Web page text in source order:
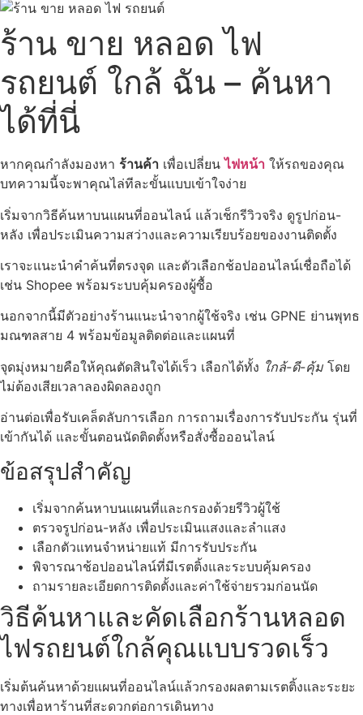
ร้าน ขาย หลอด ไฟ
รถยนต์ ใกล้ ฉัน – ค้นหา
ได้ที่นี่
หากคุณกำลังมองหา ร้านค้า เพื่อเปลี่ยนไฟหน้า ให้รถของคุณ
บทความนี้จะพาคุณไล่ทีละขั้นแบบเข้าใจง่าย
เริ่มจากวิธีค้นหาบนแผนที่ออนไลน์ แล้วเช็กรีวิวจริง ดูรูปก่อน-
หลัง เพื่อประเมินความสว่างและความเรียบร้อยของงานติดตั้ง
เราจะแนะนำคำค้นที่ตรงจุด และตัวเลือกช้อปออนไลน์เชื่อถือได้
เช่น Shopee พร้อมระบบคุ้มครองผู้ซื้อ
นอกจากนี้มีตัวอย่างร้านแนะนำจากผู้ใช้จริง เช่น GPNE ย่านพุทธ
มณฑลสาย 4 พร้อมข้อมูลติดต่อและแผนที่
จุดมุ่งหมายคือให้คุณตัดสินใจได้เร็ว เลือกได้ทั้ง ใกล้-ดี-คุ้ม โดย
ไม่ต้องเสียเวลาลองผิดลองถูก
อ่านต่อเพื่อรับเคล็ดลับการเลือก การถามเรื่องการรับประกัน รุ่นที่
เข้ากันได้ และขั้นตอนนัดติดตั้งหรือสั่งซื้อออนไลน์
ข้อสรุปสำคัญ
เริ่มจากค้นหาบนแผนที่และกรองด้วยรีวิวผู้ใช้
ตรวจรูปก่อน-หลัง เพื่อประเมินแสงและลำแสง
เลือกตัวแทนจำหน่ายแท้ มีการรับประกัน
พิจารณาช้อปออนไลน์ที่มีเรตติ้งและระบบคุ้มครอง
ถามรายละเอียดการติดตั้งและค่าใช้จ่ายรวมก่อนนัด
วิธีค้นหาและคัดเลือกร้านหลอด
ไฟรถยนต์ใกล้คุณแบบรวดเร็ว
เริ่มต้นค้นหาด้วยแผนที่ออนไลน์แล้วกรองผลตามเรตติ้งและระยะ
ทางเพื่อหาร้านที่สะดวกต่อการเดินทาง